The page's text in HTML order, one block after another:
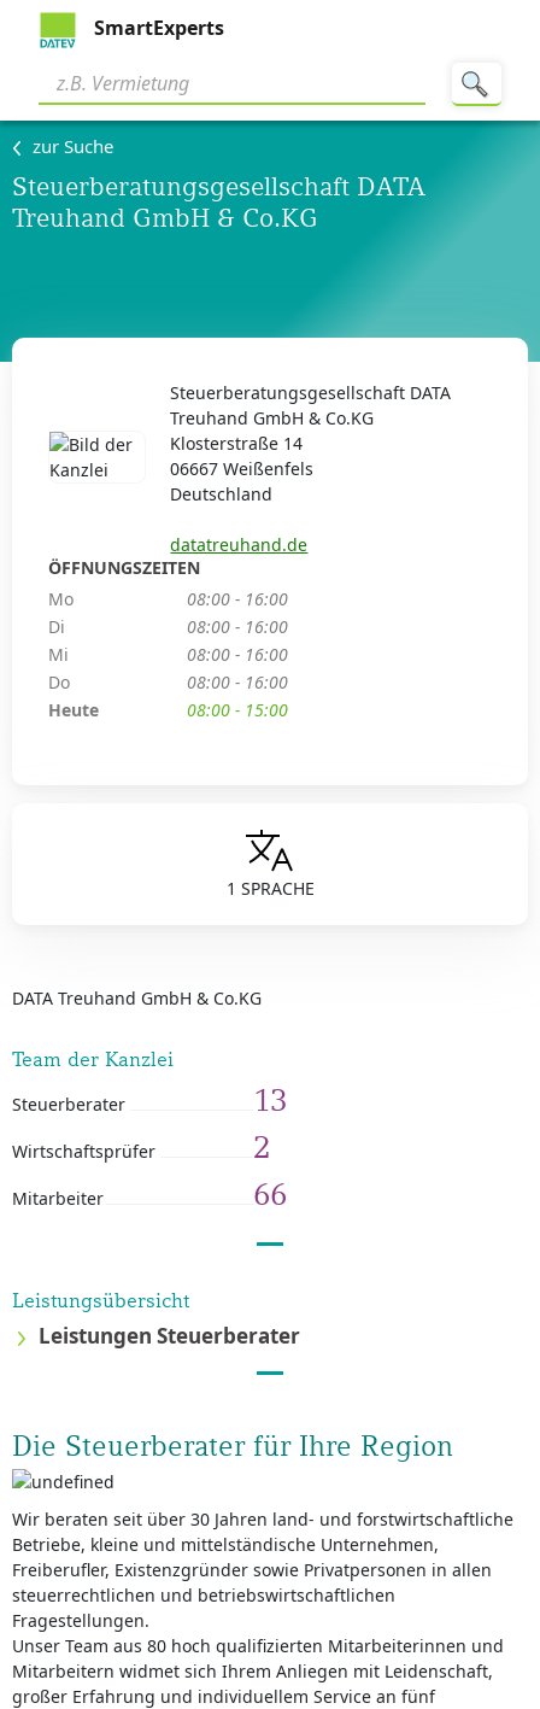
SmartExperts
zur Suche
Steuerberatungsgesellschaft DATA
Treuhand GmbH & Co.KG
1 SPRACHE
DATA Treuhand GmbH & Co.KG
Team der Kanzlei
Steuerberater 13
Wirtschaftsprüfer 2
Mitarbeiter 66
Leistungsübersicht
Leistungen Steuerberater
Die Steuerberater für Ihre Region
Wir beraten seit über 30 Jahren land- und forstwirtschaftliche
Betriebe, kleine und mittelständische Unternehmen,
Freiberufler, Existenzgründer sowie Privatpersonen in allen
steuerrechtlichen und betriebswirtschaftlichen
Fragestellungen.
Unser Team aus 80 hoch qualifizierten Mitarbeiterinnen und
Mitarbeitern widmet sich Ihrem Anliegen mit Leidenschaft,
großer Erfahrung und individuellem Service an fünf
Steuerberatungsgesellschaft DATA
Treuhand GmbH & Co.KG
Klosterstraße 14
06667 Weißenfels
Deutschland
datatreuhand.de
ÖFFNUNGSZEITEN
Mo
08:00 - 16:00
Di
08:00 - 16:00
Mi
08:00 - 16:00
Do
08:00 - 16:00
Heute
08:00 - 15:00